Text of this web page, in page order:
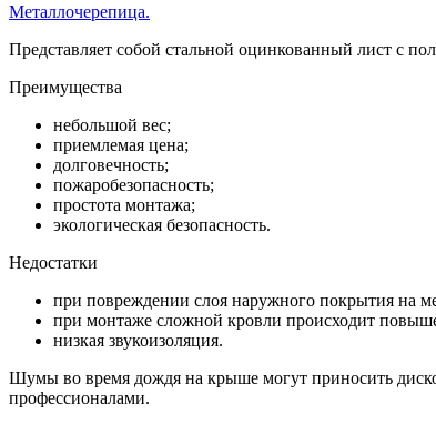
Металлочерепица.
Представляет собой стальной оцинкованный лист с
Преимущества
небольшой вес;
приемлемая цена;
долговечность;
пожаробезопасность;
простота монтажа;
экологическая безопасность.
Недостатки
при повреждении слоя наружного покрытия на
при монтаже сложной кровли происходит
низкая звукоизоляция.
Шумы во время дождя на крыше могут приносить
профессионалами.